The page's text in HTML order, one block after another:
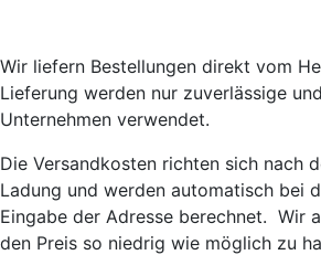
Wir liefern Bestellungen direkt vom
Lieferung werden nur zuverlässige
Unternehmen verwendet.
Die Versandkosten richten sich nach
Ladung und werden automatisch bei
Eingabe der Adresse berechnet. Wir
den Preis so niedrig wie möglich zu